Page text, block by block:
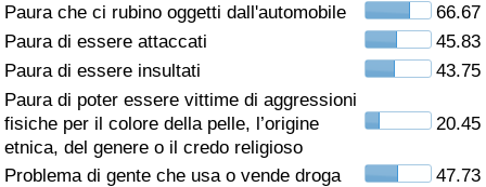
Paura che ci rubino oggetti dall'automobile
66.67
Paura di essere attaccati
45.83
Paura di essere insultati
43.75
Paura di poter essere vittime di aggressioni
fisiche per il colore della pelle, l’origine
etnica, del genere o il credo religioso
20.45
Problema di gente che usa o vende droga
47.73
Indice dell’Assistenza Sanitaria (Corrente)
Indice dell’Assistenza Sanitaria
Indice dell’Assistenza Sanitaria per
Nazione